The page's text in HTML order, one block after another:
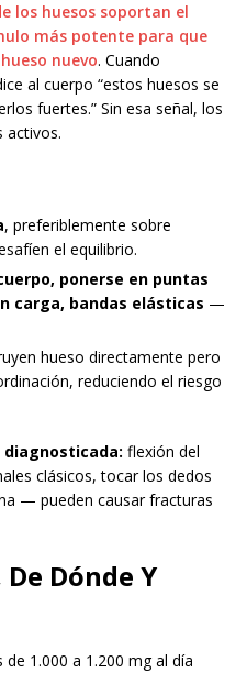
los huesos soportan el
más potente para que
nuevo. Cuando
al cuerpo “estos huesos se
fuertes.” Sin esa señal, los
activos.
, preferiblemente sobre
el equilibrio.
ponerse en puntas
carga, bandas elásticas —
hueso directamente pero
reduciendo el riesgo
diagnosticada: flexión del
clásicos, tocar los dedos
— pueden causar fracturas
Dónde Y
1.000 a 1.200 mg al día